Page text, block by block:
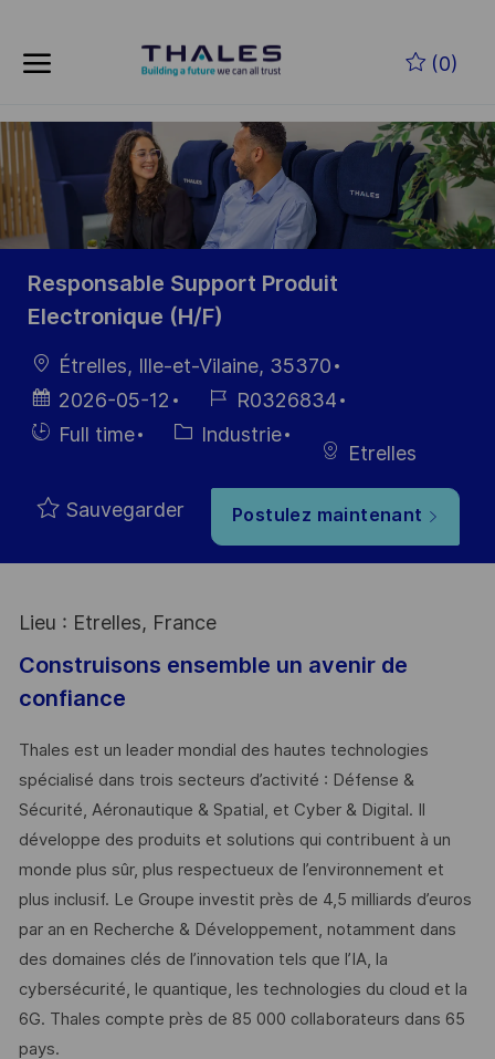
(0)
-
Responsable Support Produit
Electronique (H/F)
localisation
Étrelles, Ille-et-Vilaine, 35370
Date
d’affichage
2026-05-12
Référence
du poste
R0326834
HiringFull time Catégorie
Industrie
Etrelles
Sauvegarder Postulez maintenant
Lieu : Etrelles, France
Construisons ensemble un avenir de
confiance
Thales est un leader mondial des hautes technologies
spécialisé dans trois secteurs d’activité : Défense &
Sécurité, Aéronautique & Spatial, et Cyber & Digital. Il
développe des produits et solutions qui contribuent à un
monde plus sûr, plus respectueux de l’environnement et
plus inclusif. Le Groupe investit près de 4,5 milliards d’euros
par an en Recherche & Développement, notamment dans
des domaines clés de l’innovation tels que l’IA, la
cybersécurité, le quantique, les technologies du cloud et la
6G. Thales compte près de 85 000 collaborateurs dans 65
pays. ​